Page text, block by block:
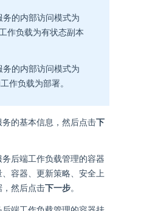
务的内部访问模式为
作负载为有状态副本
务的内部访问模式为
作负载为部署。
的基本信息，然后点击下
后端工作负载管理的容器
容器、更新策略、安全上
，然后点击下一步。